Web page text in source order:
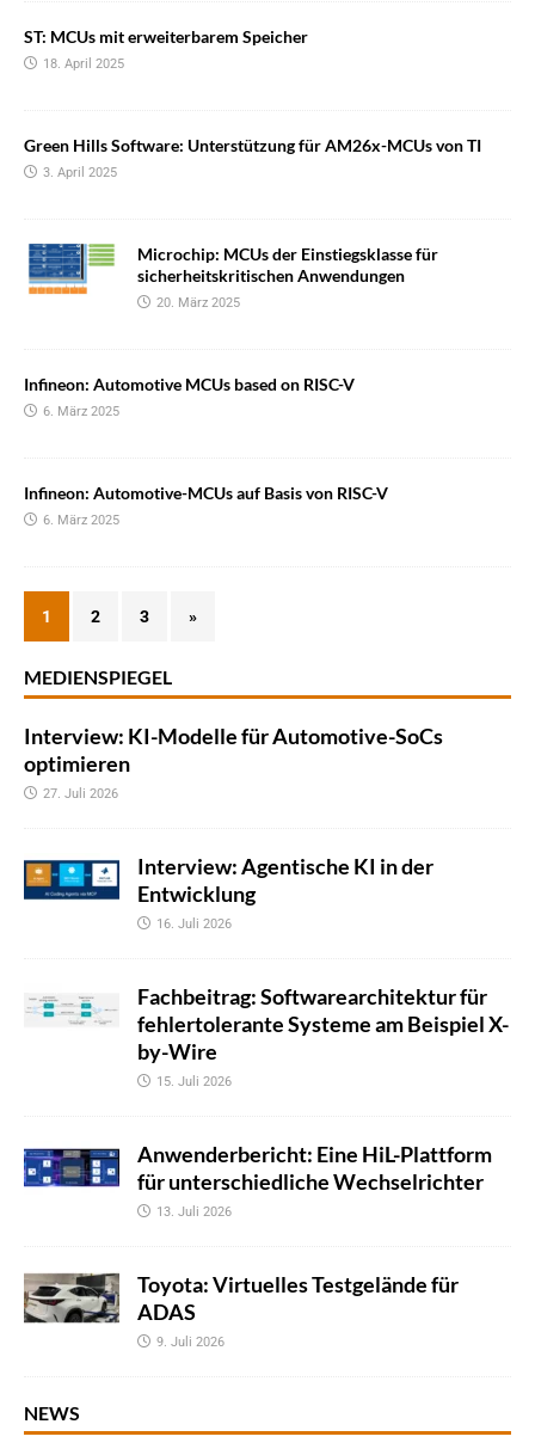
ST: MCUs mit erweiterbarem Speicher
18. April 2025
Green Hills Software: Unterstützung für AM26x-MCUs von TI
3. April 2025
Microchip: MCUs der Einstiegsklasse für
sicherheitskritischen Anwendungen
20. März 2025
Infineon: Automotive MCUs based on RISC-V
6. März 2025
Infineon: Automotive-MCUs auf Basis von RISC-V
6. März 2025
1 2 3 »
MEDIENSPIEGEL
Interview: KI-Modelle für Automotive-SoCs
optimieren
27. Juli 2026
Interview: Agentische KI in der
Entwicklung
16. Juli 2026
Fachbeitrag: Softwarearchitektur für
fehlertolerante Systeme am Beispiel X-
by-Wire
15. Juli 2026
Anwenderbericht: Eine HiL-Plattform
für unterschiedliche Wechselrichter
13. Juli 2026
Toyota: Virtuelles Testgelände für
ADAS
9. Juli 2026
NEWS